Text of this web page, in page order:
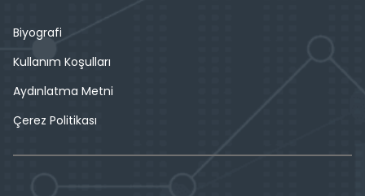
Biyografi
Kullanım Koşulları
Aydınlatma Metni
Çerez Politikası